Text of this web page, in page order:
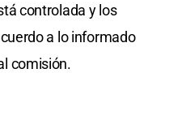
controlada y los
a lo informado
comisión.